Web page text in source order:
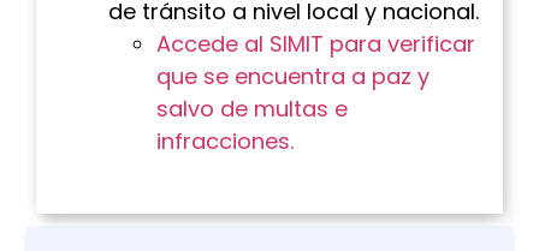
de tránsito a nivel local y nacional.
Accede al SIMIT para verificar
que se encuentra a paz y
salvo de multas e
infracciones.